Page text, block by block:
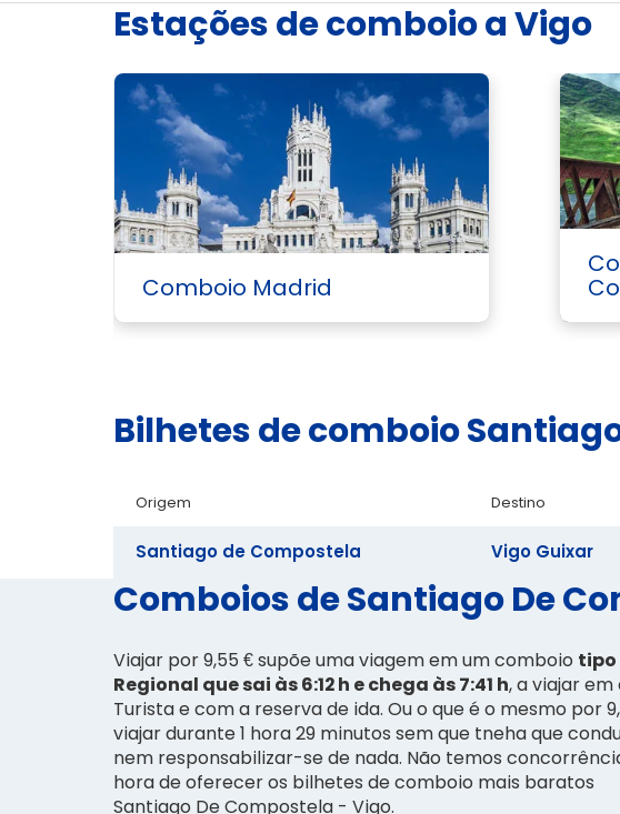
Estações de comboio a Vigo
Comboio Madrid
Bilhetes de comboio
Origem Destino
Santiago de Compostela Vigo Guixar
Comboios de Santiago De
Viajar por 9,55 € supõe uma viagem em um comboio tipo
Regional que sai às 6:12 h e chega às 7:41 h, a viajar em
Turista e com a reserva de ida. Ou o que é o mesmo por
viajar durante 1 hora 29 minutos sem que tneha que
nem responsabilizar-se de nada. Não temos
hora de oferecer os bilhetes de comboio mais baratos
Santiago De Compostela - Vigo.